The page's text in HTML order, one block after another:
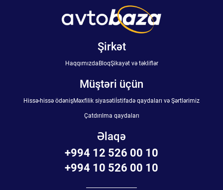
Şirkət
HaqqımızdaBloqŞikayət və təkliflər
Müştəri üçün
Hissə-hissə ödənişMəxfilik siyasətiİstifadə qaydaları və Şərtlərimiz
Çatdırılma qaydaları
Əlaqə
+994 12 526 00 10
+994 10 526 00 10